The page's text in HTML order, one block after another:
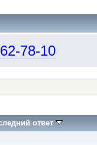
78-10
ответ